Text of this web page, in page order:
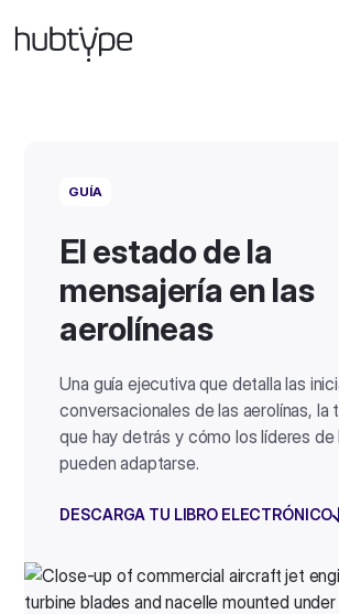
GUÍA
El estado de la
mensajería en las
aerolíneas
Una guía ejecutiva que detalla las
conversacionales de las aerolínas, la
que hay detrás y cómo los líderes de
pueden adaptarse.
DESCARGA TU LIBRO ELECTRÓNICO